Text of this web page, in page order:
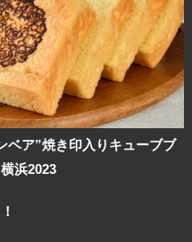
ベア”焼き印入りキューブブ
浜2023